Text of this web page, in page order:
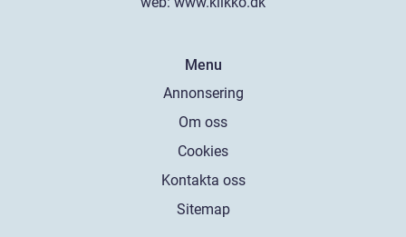
Menu
Annonsering
Om oss
Cookies
Kontakta oss
Sitemap